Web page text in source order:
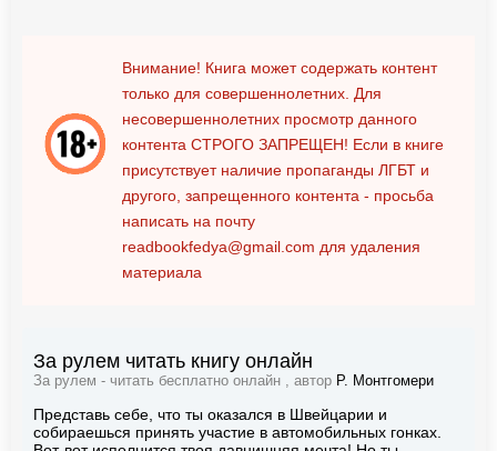
Внимание! Книга может содержать контент
только для совершеннолетних. Для
несовершеннолетних просмотр данного
контента СТРОГО ЗАПРЕЩЕН! Если в книге
присутствует наличие пропаганды ЛГБТ и
другого, запрещенного контента - просьба
написать на почту
readbookfedya@gmail.com для удаления
материала
За рулем читать книгу онлайн
За рулем - читать бесплатно онлайн , автор Р. Монтгомери
Представь себе, что ты оказался в Швейцарии и
собираешься принять участие в автомобильных гонках.